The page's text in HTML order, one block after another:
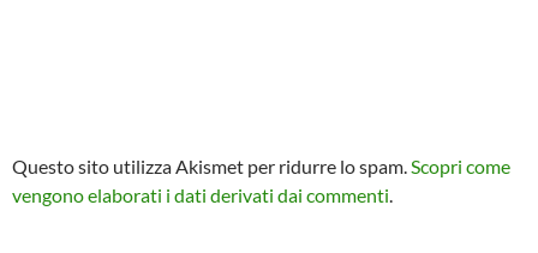
Questo sito utilizza Akismet per ridurre lo spam.Scopri come
vengono elaborati i dati derivati dai commenti.